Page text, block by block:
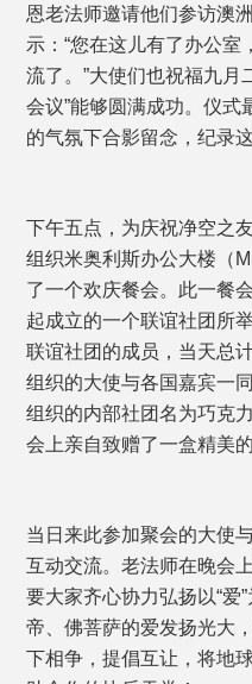
恩老法师邀请他们参访澳
示：“您在这儿有了办公
流了。”大使们也祝福九月
会议”能够圆满成功。仪
的气氛下合影留念，纪录
下午五点，为庆祝净空之
组织米奥利斯办公大楼（
了一个欢庆餐会。此一餐
起成立的一个联谊社团所
联谊社团的成员，当天总
组织的大使与各国嘉宾一
组织的内部社团名为巧克
会上亲自致赠了一盒精美
当日来此参加聚会的大使
互动交流。老法师在晚会
要大家齐心协力弘扬以“爱
帝、佛菩萨的爱发扬光大
下相争，提倡互让，将地